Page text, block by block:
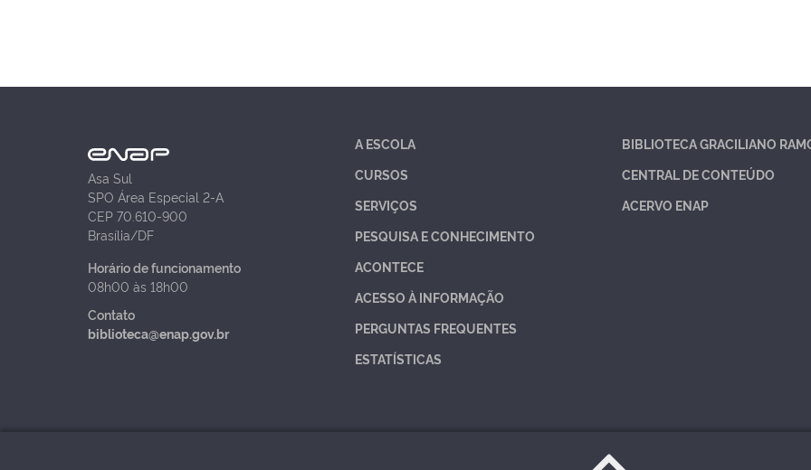
Asa Sul
SPO Área Especial 2-A
CEP 70.610-900
Brasília/DF
Horário de funcionamento
08h00 às 18h00
Contato
biblioteca@enap.gov.br
A ESCOLA
CURSOS
SERVIÇOS
PESQUISA E CONHECIMENTO
ACONTECE
ACESSO À INFORMAÇÃO
PERGUNTAS FREQUENTES
ESTATÍSTICAS
BIBLIOTECA GRACILIANO
CENTRAL DE CONTEÚDO
ACERVO ENAP